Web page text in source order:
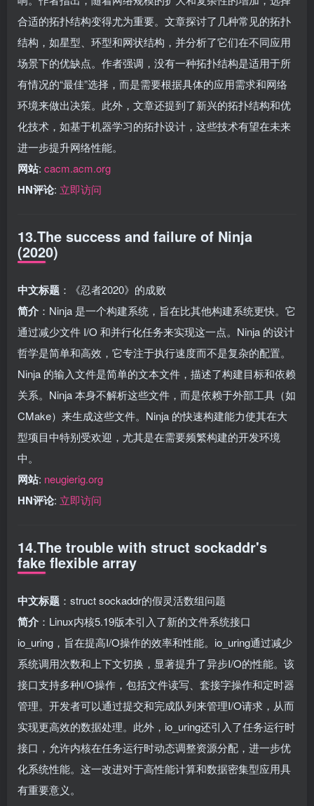
合适的拓扑结构变得尤为重要。文章探讨了几种常见的拓扑
结构，如星型、环型和网状结构，并分析了它们在不同应用
场景下的优缺点。作者强调，没有一种拓扑结构是适用于所
有情况的“最佳”选择，而是需要根据具体的应用需求和网络
环境来做出决策。此外，文章还提到了新兴的拓扑结构和优
化技术，如基于机器学习的拓扑设计，这些技术有望在未来
进一步提升网络性能。
网站: cacm.acm.org
HN评论: 立即访问
13.The success and failure of Ninja
(2020)
中文标题 ：《忍者2020》的成败
简介 ：Ninja 是一个构建系统，旨在比其他构建系统更快。它
通过减少文件 I/O 和并行化任务来实现这一点。Ninja 的设计
哲学是简单和高效，它专注于执行速度而不是复杂的配置。
Ninja 的输入文件是简单的文本文件，描述了构建目标和依赖
关系。Ninja 本身不解析这些文件，而是依赖于外部工具（如
CMake）来生成这些文件。Ninja 的快速构建能力使其在大
型项目中特别受欢迎，尤其是在需要频繁构建的开发环境
中。
网站: neugierig.org
HN评论: 立即访问
14.The trouble with struct sockaddr's
fake flexible array
中文标题 ：struct sockaddr的假灵活数组问题
简介 ：Linux内核5.19版本引入了新的文件系统接口
io_uring，旨在提高I/O操作的效率和性能。io_uring通过减少
系统调用次数和上下文切换，显著提升了异步I/O的性能。该
接口支持多种I/O操作，包括文件读写、套接字操作和定时器
管理。开发者可以通过提交和完成队列来管理I/O请求，从而
实现更高效的数据处理。此外，io_uring还引入了任务运行时
接口，允许内核在任务运行时动态调整资源分配，进一步优
化系统性能。这一改进对于高性能计算和数据密集型应用具
有重要意义。